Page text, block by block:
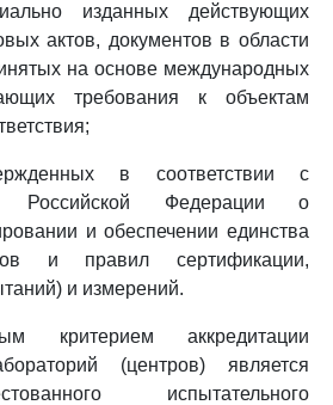
изданных действующих
актов, документов в области
на основе международных
требования к объектам
в соответствии с
Российской Федерации о
и обеспечении единства
и правил сертификации,
и измерений.
критерием аккредитации
(центров) является
испытательного